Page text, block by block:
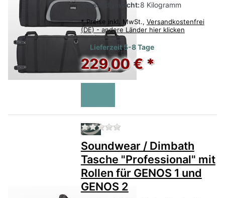
Versandgewicht:8 Kilogramm
* Preise inkl. MwSt., Versandkostenfrei
(DE) - andere Länder hier klicken
Lieferzeit 5-8 Tage
229,00 € *
Zu diesem Produkt liegen
Soundwear / Dimbath
Tasche "Professional" mit
Rollen für GENOS 1 und
GENOS 2